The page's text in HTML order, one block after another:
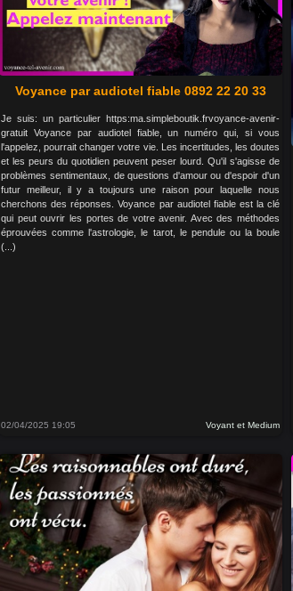
Voyance par audiotel fiable 0892 22 20 33
Je suis: un particulier https:ma.simpleboutik.frvoyance-avenir-
gratuit Voyance par audiotel fiable, un numéro qui, si vous
l'appelez, pourrait changer votre vie. Les incertitudes, les doutes
et les peurs du quotidien peuvent peser lourd. Qu'il s'agisse de
problèmes sentimentaux, de questions d'amour ou d'espoir d'un
futur meilleur, il y a toujours une raison pour laquelle nous
cherchons des réponses. Voyance par audiotel fiable est la clé
qui peut ouvrir les portes de votre avenir. Avec des méthodes
éprouvées comme l'astrologie, le tarot, le pendule ou la boule
(...)
02/04/2025 19:05 Voyant et Medium